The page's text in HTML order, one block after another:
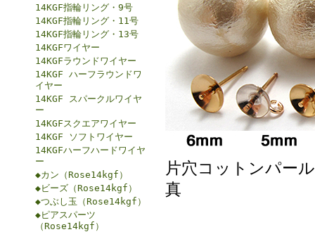
14KGF指輪リング・9号
14KGF指輪リング・11号
14KGF指輪リング・13号
14KGFワイヤー
14KGFラウンドワイヤー
14KGF ハーフラウンドワ
イヤー
14KGF スパークルワイヤ
ー
14KGFスクエアワイヤー
14KGF ソフトワイヤー
14KGFハーフハードワイヤ
ー
◆カン（Rose14kgf）
◆ビーズ（Rose14kgf）
◆つぶし玉（Rose14kgf）
◆ピアスパーツ
（Rose14kgf）
片穴コットンパー
真